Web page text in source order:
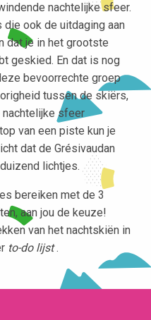
nachtelijke sfeer.
die ook de uitdaging aan
dat je in het grootste
geskied. En dat is nog
bevoorrechte groep
tussen de skiërs,
sfeer
van een piste kun je
dat de Grésivaudan
lichtjes.
bereiken met de 3
aan jou de keuze!
van het nachtskiën in
to-do lijst.